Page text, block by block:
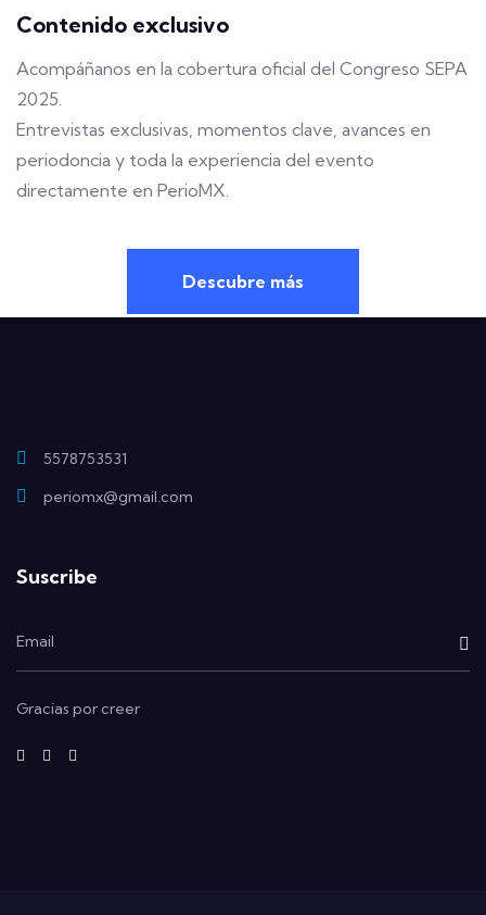
Contenido exclusivo
Acompáñanos en la cobertura oficial del Congreso SEPA
2025.
Entrevistas exclusivas, momentos clave, avances en
periodoncia y toda la experiencia del evento
directamente en PerioMX.
Descubre más
5578753531
periomx@gmail.com
Suscribe
Gracias por creer
fab fab